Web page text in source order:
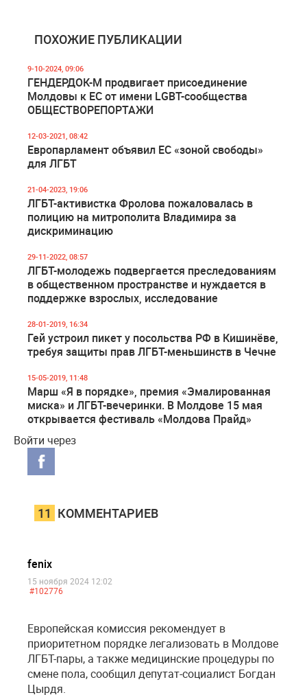
ПОХОЖИЕ ПУБЛИКАЦИИ
9-10-2024, 09:06
ГЕНДЕРДОК-М продвигает присоединение
Молдовы к ЕС от имени LGBT-сообщества
ОБЩЕСТВОРЕПОРТАЖИ
12-03-2021, 08:42
Европарламент объявил ЕС «зоной свободы»
для ЛГБТ
21-04-2023, 19:06
ЛГБТ-активистка Фролова пожаловалась в
полицию на митрополита Владимира за
дискриминацию
29-11-2022, 08:57
ЛГБТ-молодежь подвергается преследованиям
в общественном пространстве и нуждается в
поддержке взрослых, исследование
28-01-2019, 16:34
Гей устроил пикет у посольства РФ в Кишинёве,
требуя защиты прав ЛГБТ-меньшинств в Чечне
15-05-2019, 11:48
Марш «Я в порядке», премия «Эмалированная
миска» и ЛГБТ-вечеринки. В Молдове 15 мая
открывается фестиваль «Молдова Прайд»
Войти через
11 КОММЕНТАРИЕВ
fenix
15 ноября 2024 12:02
#102776
Европейская комиссия рекомендует в
приоритетном порядке легализовать в Молдове
ЛГБТ-пары, а также медицинские процедуры по
смене пола, сообщил депутат-социалист Богдан
Цырдя.